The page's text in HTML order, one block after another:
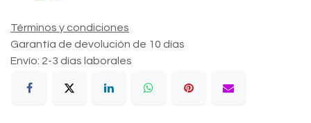
Términos y condiciones
Garantía de devolución de 10 días
Envío: 2-3 días laborales